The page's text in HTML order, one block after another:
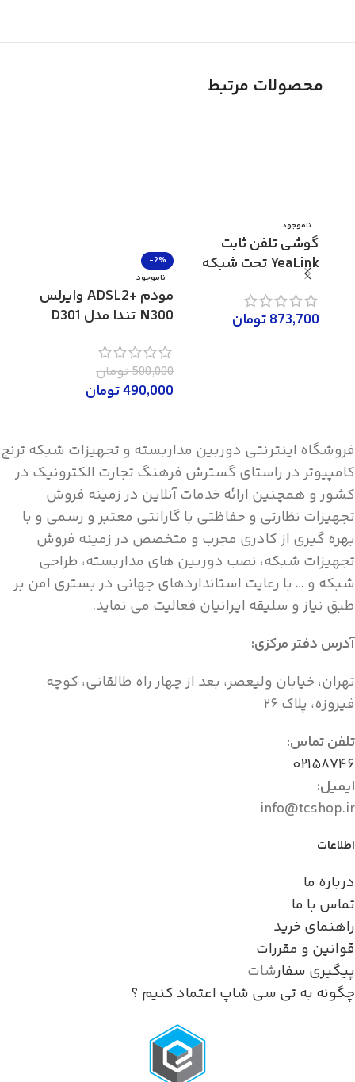
محصولات مرتبط
ناموجود
گوشی تلفن ثابت
YeaLink تحت شبکه
مدل SIP-T21P E2
873,700تومان
-2%
ناموجود
مودم +ADSL2 وایرلس
N300 تندا مدل D301
500,000تومان
490,000تومان
فروشگاه اینترنتی دوربین مداربسته و تجهیزات شبکه ترنج
کامپیوتر در راستای گسترش فرهنگ تجارت الکترونیک در
کشور و همچنین ارائه خدمات آنلاین در زمینه فروش
تجهیزات نظارتی و حفاظتی با گارانتی معتبر و رسمی و با
بهره گیری از کادری مجرب و متخصص در زمینه فروش
تجهیزات شبکه، نصب دوربین های مداربسته، طراحی
شبکه و … با رعایت استانداردهای جهانی در بستری امن بر
طبق نیاز و سلیقه ایرانیان فعالیت می نماید.
آدرس دفتر مرکزی:
تهران، خیابان ولیعصر، بعد از چهار راه طالقانی، کوچه
فیروزه، پلاک ۲۶
تلفن تماس:
۰۲۱۵۸۷۴۶
ایمیل:
info@tcshop.ir
اطلاعات
درباره ما
تماس با ما
راهنمای خرید
قوانین و مقررات
پیگیری سفارشات
چگونه به تی سی شاپ اعتماد کنیم ؟